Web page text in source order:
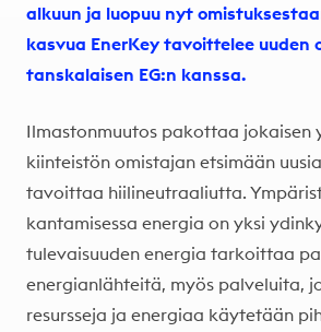
alkuun ja luopuu nyt
kasvua EnerKey tavoittelee uuden
tanskalaisen EG:n kanssa.
Ilmastonmuutos pakottaa jokaisen
kiinteistön omistajan etsimään
tavoittaa hiilineutraaliutta.
kantamisessa energia on yksi
tulevaisuuden energia tarkoittaa
energianlähteitä, myös palveluita,
resursseja ja energiaa käytetään